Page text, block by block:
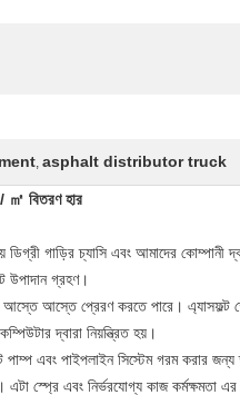
, asphalt distributor truck
বিতরণ হার
গাড়ির চ্যাসি এবং আমাদের কোম্পানী
উপাদান গ্রহণ।
আস্তে আস্তে প্রেরণ করতে পারে। এ্যাসফল্ট
দ্বারা নিয়ন্ত্রিত হয়।
এবং পাইপলাইন সিস্টেম গরম করার
এটা স্প্রে এবং নির্ভরযোগ্য কাজ কর্মক্ষমতা এর